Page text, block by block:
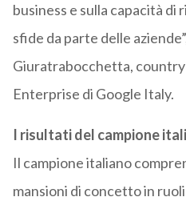
business e sulla capacità di
sfide da parte delle
Giuratrabocchetta, country
Enterprise di Google Italy.
I risultati del campione
Il campione italiano
mansioni di concetto in